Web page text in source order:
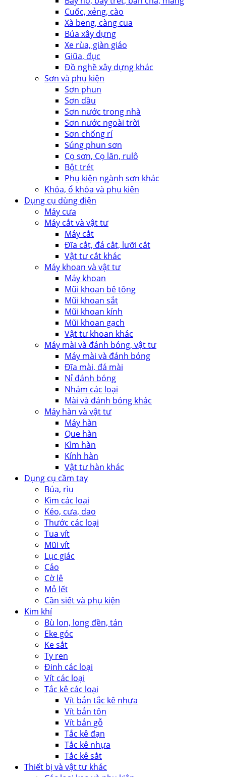
Cuốc, xẻng, cào
Xà beng, càng cua
Búa xây dựng
Xe rùa, giàn giáo
Giũa, đục
Đồ nghề xây dựng khác
Sơn và phụ kiện
Sơn phun
Sơn dầu
Sơn nước trong nhà
Sơn nước ngoài trời
Sơn chống rỉ
Súng phun sơn
Cọ sơn, Cọ lăn, rulô
Bột trét
Phụ kiện ngành sơn khác
Khóa, ổ khóa và phụ kiện
Dụng cụ dùng điện
Máy cưa
Máy cắt và vật tư
Máy cắt
Đĩa cắt, đá cắt, lưỡi cắt
Vật tư cắt khác
Máy khoan và vật tư
Máy khoan
Mũi khoan bê tông
Mũi khoan sắt
Mũi khoan kính
Mũi khoan gạch
Vật tư khoan khác
Máy mài và đánh bóng, vật tư
Máy mài và đánh bóng
Đĩa mài, đá mài
Nỉ đánh bóng
Nhám các loại
Mài và đánh bóng khác
Máy hàn và vật tư
Máy hàn
Que hàn
Kìm hàn
Kính hàn
Vật tư hàn khác
Dụng cụ cầm tay
Búa, rìu
Kìm các loại
Kéo, cưa, dao
Thước các loại
Tua vít
Mũi vít
Lục giác
Cảo
Cờ lê
Mỏ lết
Cần siết và phụ kiện
Kim khí
Bù lon, long đền, tán
Eke góc
Ke sắt
Ty ren
Đinh các loại
Vít các loại
Tắc kê các loại
Vít bắn tắc kê nhựa
Vít bắn tôn
Vít bắn gỗ
Tắc kê đạn
Tắc kê nhựa
Tắc kê sắt
Thiết bị và vật tư khác